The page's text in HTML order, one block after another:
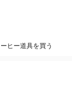
ヒー道具を買う